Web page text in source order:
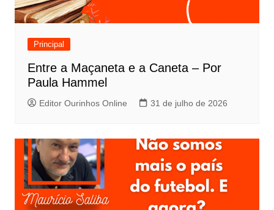
Principal
Entre a Maçaneta e a Caneta – Por
Paula Hammel
Editor Ourinhos Online 31 de julho de 2026